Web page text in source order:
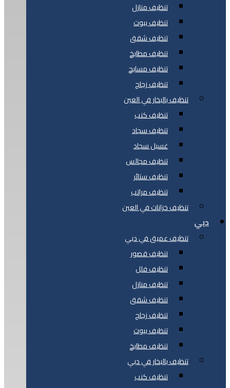
تنظيف منازل
تنظيف بيوت
تنظيف شقق
تنظيف مطابخ
تنظيف مسابح
تنظيف زجاج
تنظيف بالبخار في العين
تنظيف كنب
تنظيف سجاد
غسيل سجاد
تنظيف مجالس
تنظيف ستائر
تنظيف مراتب
تنظيف خزانات في العين
دبي
تنظيف عميق في دبي
تنظيف قصور
تنظيف فلل
تنظيف منازل
تنظيف شقق
تنظيف زجاج
تنظيف بيوت
تنظيف مطابخ
تنظيف بالبخار في دبي
تنظيف كنب